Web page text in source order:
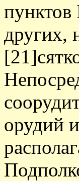
других,
орудий